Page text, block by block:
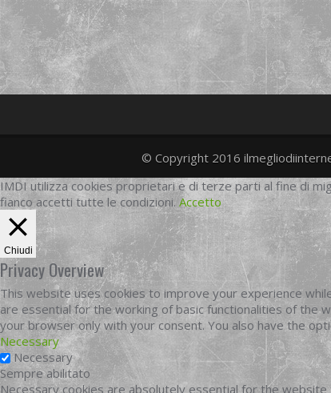
© Copyright 2016
IMDI utilizza cookies proprietari e di terze parti al fine di
fianco accetti tutte le condizioni. Accetto
Chiudi
Privacy Overview
This website uses cookies to improve your experience
are essential for the working of basic functionalities of the
your browser only with your consent. You also have the
Necessary
Necessary
Sempre abilitato
Necessary cookies are absolutely essential for the